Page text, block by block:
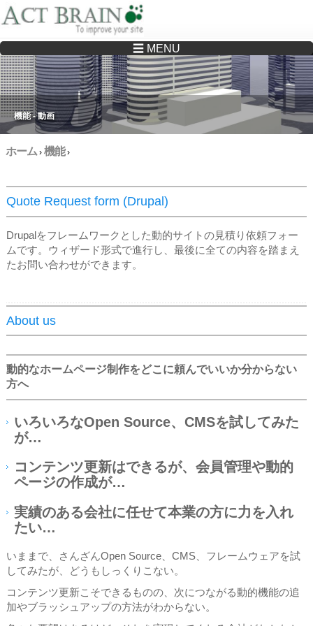
Drupalサイトの制作・保守をどこに頼んでいいか分からない方へ…まずはご相談く
ださい
☰ MENU
機能 - 動画
ホーム› 機能›
Quote Request form (Drupal)
Drupalをフレームワークとした動的サイトの見積り依頼フォー
ムです。ウィザード形式で進行し、最後に全ての内容を踏まえ
たお問い合わせができます。
About us
動的なホームページ制作をどこに頼んでいいか分からない
方へ
いろいろなOpen Source、CMSを試してみた
が…
コンテンツ更新はできるが、会員管理や動的
ページの作成が…
実績のある会社に任せて本業の方に力を入れ
たい…
いままで、さんざんOpen Source、CMS、フレームウェアを試
してみたが、どうもしっくりこない。
コンテンツ更新こそできるものの、次につながる動的機能の追
加やブラッシュアップの方法がわからない。